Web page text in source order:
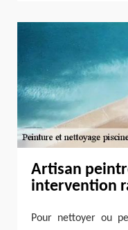
Artisan
intervention
Pour nettoyer ou